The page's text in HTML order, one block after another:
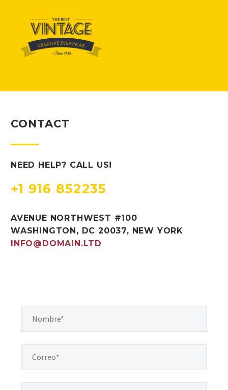
CONTACT
NEED HELP? CALL US!
+1 916 852235
AVENUE NORTHWEST #100
WASHINGTON, DC 20037, NEW YORK
INFO@DOMAIN.LTD